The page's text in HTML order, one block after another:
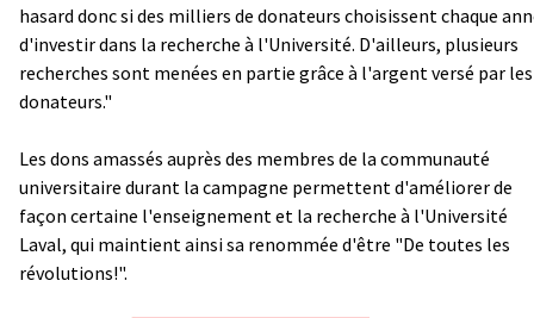
hasard donc si des milliers de donateurs choisissent chaque
d'investir dans la recherche à l'Université. D'ailleurs, plusieurs
recherches sont menées en partie grâce à l'argent versé par les
donateurs."
Les dons amassés auprès des membres de la communauté
universitaire durant la campagne permettent d'améliorer de
façon certaine l'enseignement et la recherche à l'Université
Laval, qui maintient ainsi sa renommée d'être "De toutes les
révolutions!".